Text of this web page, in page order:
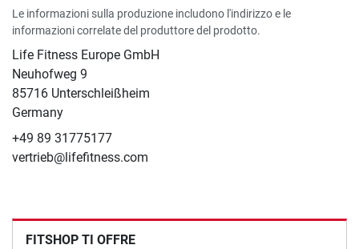
Le informazioni sulla produzione includono l'indirizzo e le
informazioni correlate del produttore del prodotto.
Life Fitness Europe GmbH
Neuhofweg 9
85716 Unterschleißheim
Germany
+49 89 31775177
vertrieb@lifefitness.com
FITSHOP TI OFFRE